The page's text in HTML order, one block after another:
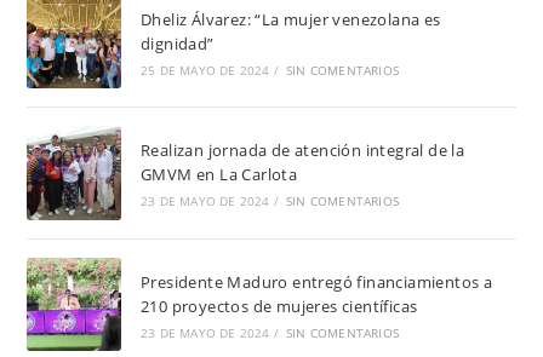
Dheliz Álvarez: “La mujer venezolana es
dignidad”
25 DE MAYO DE 2024 / SIN COMENTARIOS
Realizan jornada de atención integral de la
GMVM en La Carlota
23 DE MAYO DE 2024 / SIN COMENTARIOS
Presidente Maduro entregó financiamientos a
210 proyectos de mujeres científicas
23 DE MAYO DE 2024 / SIN COMENTARIOS